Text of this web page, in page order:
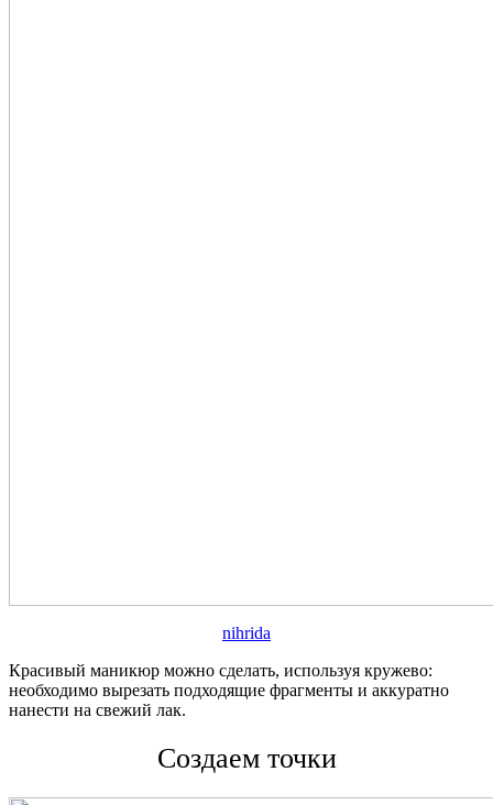
nihrida
Красивый маникюр можно сделать, используя кружево:
необходимо вырезать подходящие фрагменты и аккуратно
нанести на свежий лак.
Создаем точки